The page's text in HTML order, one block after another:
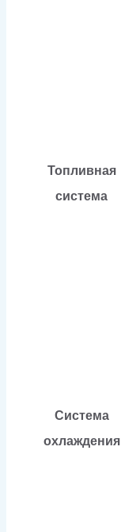
Топливная
система
Система
охлаждения